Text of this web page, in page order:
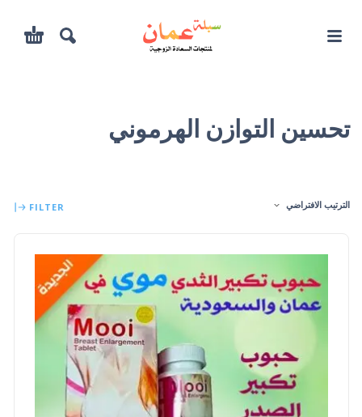
تحسين التوازن الهرموني
الترتيب الافتراضي FILTER